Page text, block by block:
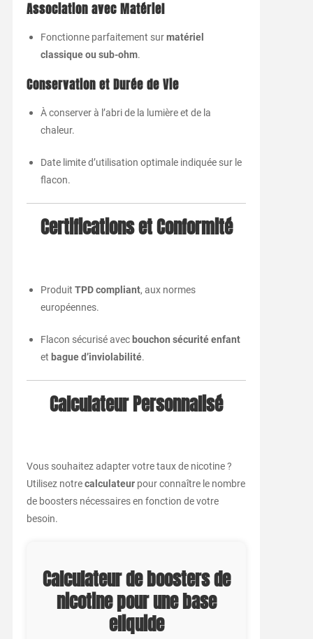
Association avec Matériel
Fonctionne parfaitement surmatériel
classique ou sub-ohm.
Conservation et Durée de Vie
À conserver à l’abri de la lumière et de la
chaleur.
Date limite d’utilisation optimale indiquée sur le
flacon.
Certifications et Conformité
Produit TPD compliant, aux normes
européennes.
Flacon sécurisé avec bouchon sécurité enfant
et bague d’inviolabilité.
Calculateur Personnalisé
Vous souhaitez adapter votre taux de nicotine ?
Utilisez notrecalculateurpour connaître le nombre
de boosters nécessaires en fonction de votre
besoin.
Calculateur de boosters de
nicotine pour une base
eliquide